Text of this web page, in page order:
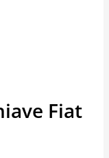
Fiat